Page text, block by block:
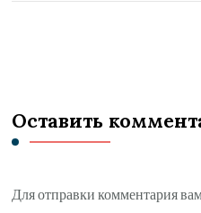
Оставить
Для отправки комментария